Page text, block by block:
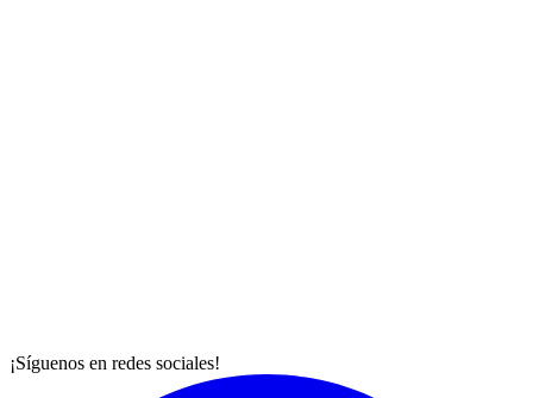
¡Síguenos en redes sociales!